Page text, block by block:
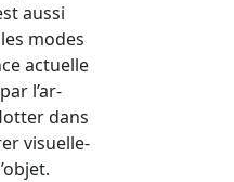
aussi
modes
actuelle
l’ar-
dans
visuelle-